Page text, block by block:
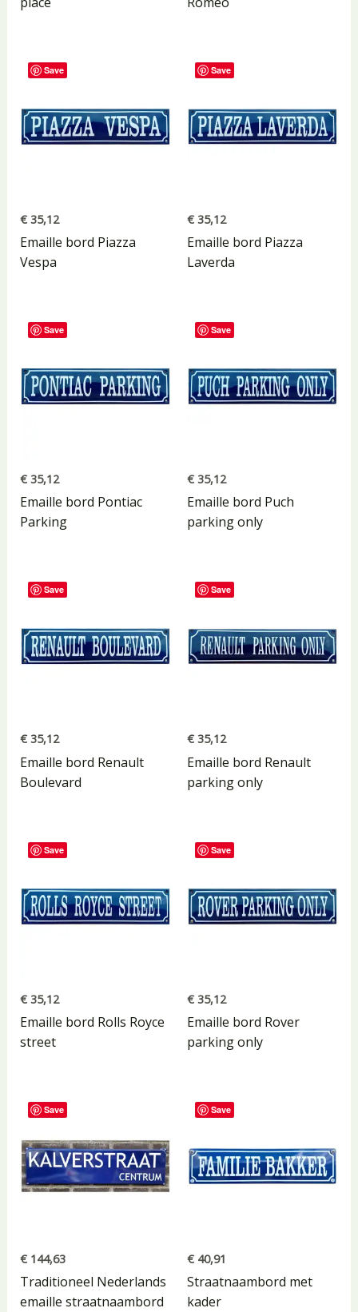
Save
€35,12
Emaille bord Piazza
Vespa
Save
€ 35,12
Emaille bord Piazza
Laverda
Save
€35,12
Emaille bord Pontiac
Parking
Save
€ 35,12
Emaille bord Puch
parking only
Save
€35,12
Emaille bord Renault
Boulevard
Save
€ 35,12
Emaille bord Renault
parking only
Save
€35,12
Emaille bord Rolls Royce
street
Save
€ 35,12
Emaille bord Rover
parking only
Save
€144,63
Traditioneel Nederlands
emaille straatnaambord
Save
€ 40,91
Straatnaambord met
kader